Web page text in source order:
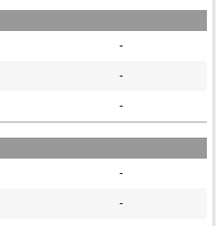
-
-
-
-
-